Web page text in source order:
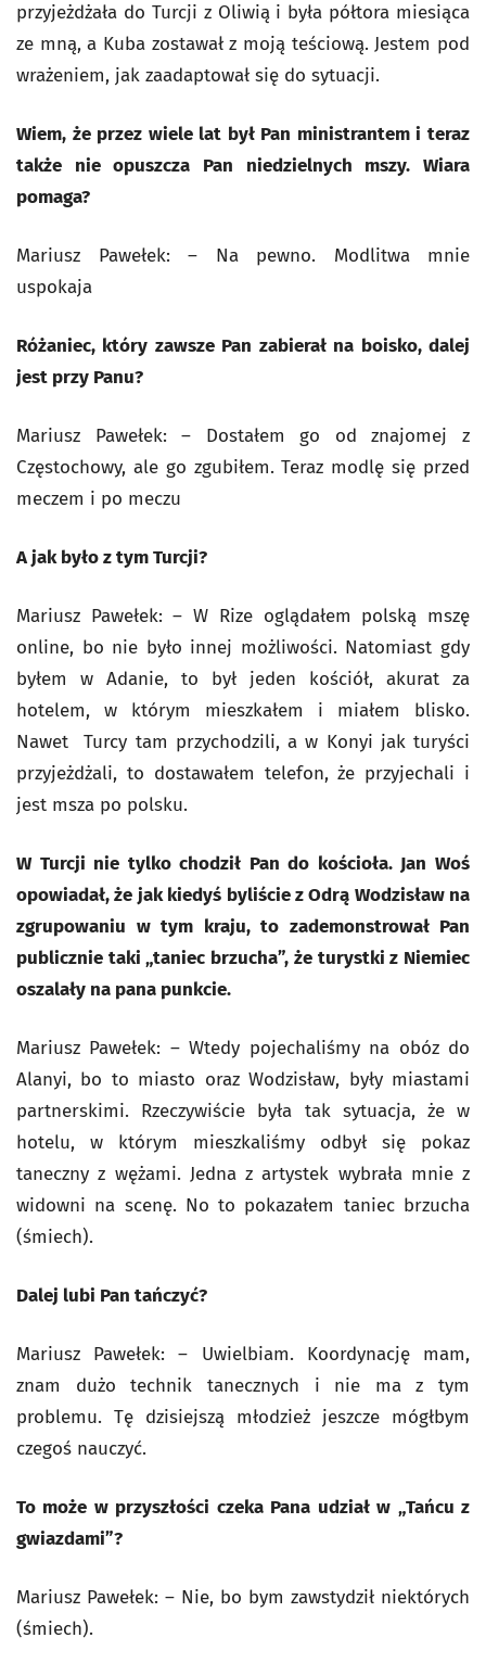
przyjeżdżała do Turcji z Oliwią i była półtora miesiąca
ze mną, a Kuba zostawał z moją teściową. Jestem pod
wrażeniem, jak zaadaptował się do sytuacji.
Wiem, że przez wiele lat był Pan ministrantem i teraz
także nie opuszcza Pan niedzielnych mszy. Wiara
pomaga?
Mariusz Pawełek: – Na pewno. Modlitwa mnie
uspokaja
Różaniec, który zawsze Pan zabierał na boisko, dalej
jest przy Panu?
Mariusz Pawełek: – Dostałem go od znajomej z
Częstochowy, ale go zgubiłem. Teraz modlę się przed
meczem i po meczu
A jak było z tym Turcji?
Mariusz Pawełek: – W Rize oglądałem polską mszę
online, bo nie było innej możliwości. Natomiast gdy
byłem w Adanie, to był jeden kościół, akurat za
hotelem, w którym mieszkałem i miałem blisko.
Nawet Turcy tam przychodzili, a w Konyi jak turyści
przyjeżdżali, to dostawałem telefon, że przyjechali i
jest msza po polsku.
W Turcji nie tylko chodził Pan do kościoła. Jan Woś
opowiadał, że jak kiedyś byliście z Odrą Wodzisław na
zgrupowaniu w tym kraju, to zademonstrował Pan
publicznie taki „taniec brzucha”, że turystki z Niemiec
oszalały na pana punkcie.
Mariusz Pawełek: – Wtedy pojechaliśmy na obóz do
Alanyi, bo to miasto oraz Wodzisław, były miastami
partnerskimi. Rzeczywiście była tak sytuacja, że w
hotelu, w którym mieszkaliśmy odbył się pokaz
taneczny z wężami. Jedna z artystek wybrała mnie z
widowni na scenę. No to pokazałem taniec brzucha
(śmiech).
Dalej lubi Pan tańczyć?
Mariusz Pawełek: – Uwielbiam. Koordynację mam,
znam dużo technik tanecznych i nie ma z tym
problemu. Tę dzisiejszą młodzież jeszcze mógłbym
czegoś nauczyć.
To może w przyszłości czeka Pana udział w „Tańcu z
gwiazdami”?
Mariusz Pawełek: – Nie, bo bym zawstydził niektórych
(śmiech).